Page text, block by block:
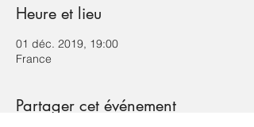
Heure et lieu
01 déc. 2019, 19:00
France
Partager cet événement